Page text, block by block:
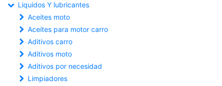
Liquidos Y lubricantes
Aceites moto
Aceites para motor carro
Aditivos carro
Aditivos moto
Aditivos por necesidad
Limpiadores